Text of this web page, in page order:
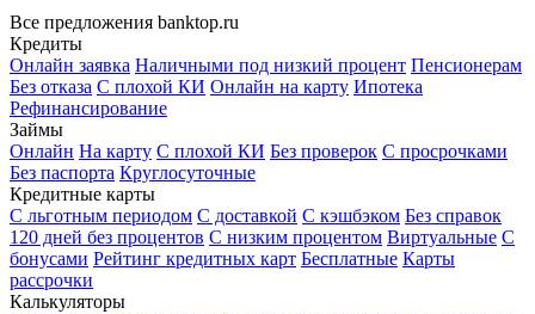
Все предложения banktop.ru
Кредиты
Онлайн заявка Наличными под низкий процент Пенсионерам
Без отказа С плохой КИ Онлайн на карту Ипотека
Рефинансирование
Займы
Онлайн На карту С плохой КИ Без проверок С просрочками
Без паспорта Круглосуточные
Кредитные карты
С льготным периодом С доставкой С кэшбэком Без справок
120 дней без процентов С низким процентом Виртуальные С
бонусами Рейтинг кредитных карт Бесплатные Карты
рассрочки
Калькуляторы